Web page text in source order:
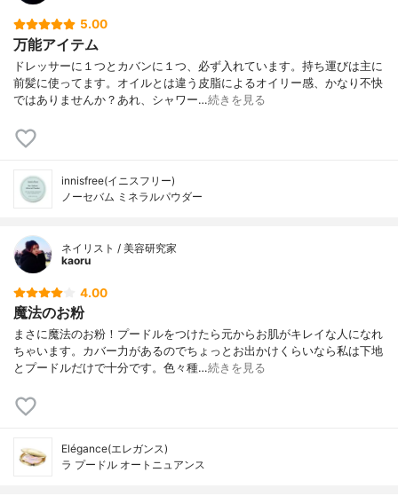
5.00
万能アイテム
ドレッサーに１つとカバンに１つ、必ず入れています。持ち運びは主に
前髪に使ってます。オイルとは違う皮脂によるオイリー感、かなり不快
ではありませんか？あれ、シャワー…続きを見る
innisfree(イニスフリー)
ノーセバム ミネラルパウダー
ネイリスト / 美容研究家
kaoru
4.00
魔法のお粉
まさに魔法のお粉！プードルをつけたら元からお肌がキレイな人になれ
ちゃいます。カバー力があるのでちょっとお出かけくらいなら私は下地
とプードルだけで十分です。色々種…続きを見る
Elégance(エレガンス)
ラ プードル オートニュアンス